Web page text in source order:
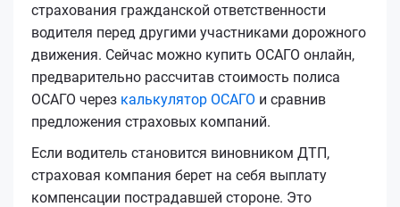
страхования гражданской ответственности
водителя перед другими участниками дорожного
движения. Сейчас можно купить ОСАГО онлайн,
предварительно рассчитав стоимость полиса
ОСАГО через калькулятор ОСАГО и сравнив
предложения страховых компаний.
Если водитель становится виновником ДТП,
страховая компания берет на себя выплату
компенсации пострадавшей стороне. Это